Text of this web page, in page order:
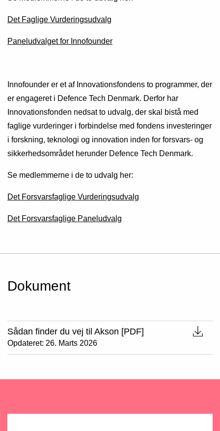
Det Faglige Vurderingsudvalg
Paneludvalget for Innofounder
Innofounder er et af Innovationsfondens to programmer, der
er engageret i Defence Tech Denmark. Derfor har
Innovationsfonden nedsat to udvalg, der skal bistå med
faglige vurderinger i forbindelse med fondens investeringer
i forskning, teknologi og innovation inden for forsvars- og
sikkerhedsområdet herunder Defence Tech Denmark.
Se medlemmerne i de to udvalg her:
Det Forsvarsfaglige Vurderingsudvalg
Det Forsvarsfaglige Paneludvalg
Dokument
Sådan finder du vej til Akson [PDF]
Opdateret: 26. Marts 2026